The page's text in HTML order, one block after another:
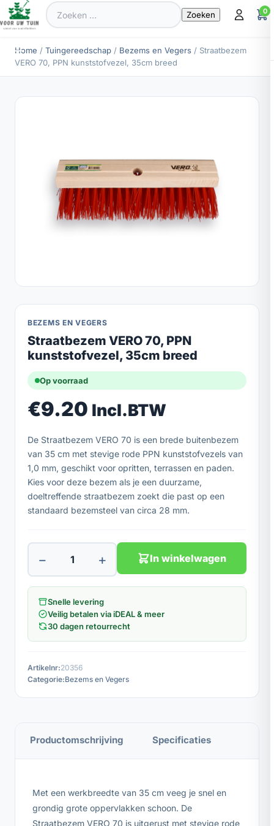
Zoeken
naar:
0
Home / Tuingereedschap / Bezems en Vegers / Straatbezem
VERO 70, PPN kunststofvezel, 35cm breed
BEZEMS EN VEGERS
Straatbezem VERO 70, PPN
kunststofvezel, 35cm breed
Op voorraad
€9.20 Incl.BTW
De Straatbezem VERO 70 is een brede buitenbezem
van 35 cm met stevige rode PPN kunststofvezels van
1,0 mm, geschikt voor opritten, terrassen en paden.
Kies voor deze bezem als je een duurzame,
doeltreffende straatbezem zoekt die past op een
standaard bezemsteel van circa 28 mm.
− + In winkelwagen
Snelle levering
Veilig betalen via iDEAL & meer
30 dagen retourrecht
Artikelnr:20356
Categorie:Bezems en Vegers
Productomschrijving Specificaties
Met een werkbreedte van 35 cm veeg je snel en
grondig grote oppervlakken schoon. De
Straatbezem VERO 70 is uitgerust met stevige rode